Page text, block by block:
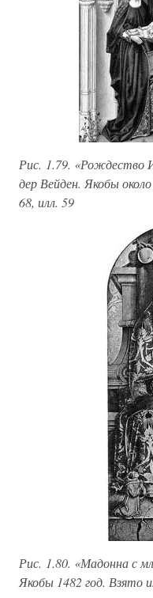
Рис. 1.79. «Рождество
дер Вейден. Якобы
68, илл. 59
Рис. 1.80. «Мадонна с
Якобы 1482 год. Взято